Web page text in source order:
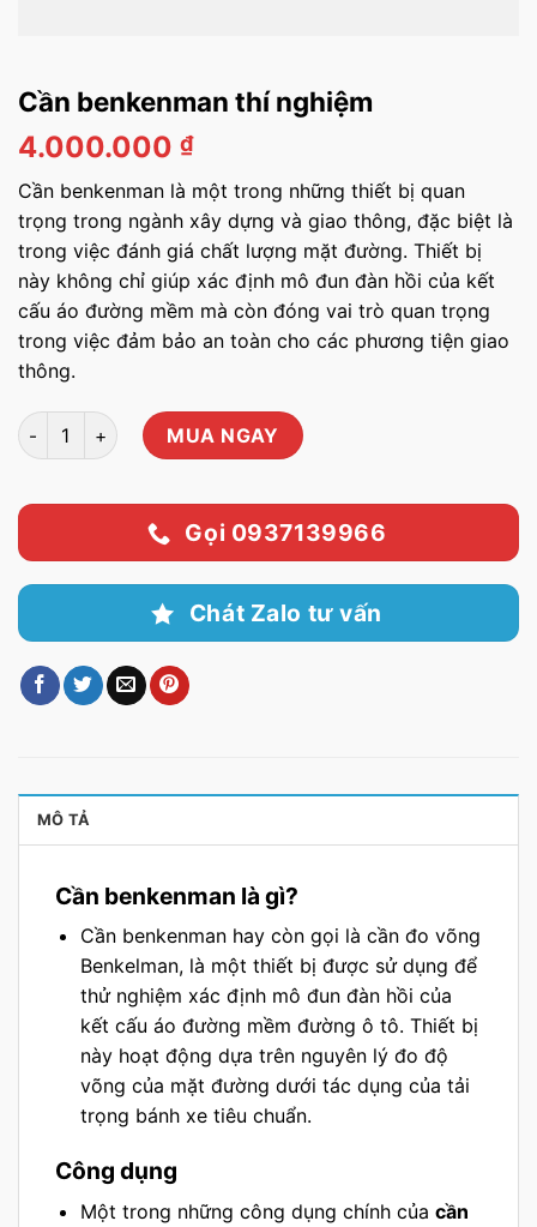
Cần benkenman thí nghiệm
4.000.000 ₫
Cần benkenman là một trong những thiết bị quan
trọng trong ngành xây dựng và giao thông, đặc biệt là
trong việc đánh giá chất lượng mặt đường. Thiết bị
này không chỉ giúp xác định mô đun đàn hồi của kết
cấu áo đường mềm mà còn đóng vai trò quan trọng
trong việc đảm bảo an toàn cho các phương tiện giao
thông.
Cần benkenman thí nghiệm số lượng
MUA NGAY
Gọi 0937139966
Chát Zalo tư vấn
MÔ TẢ
Cần benkenman là gì?
Cần benkenman hay còn gọi là cần đo võng
Benkelman, là một thiết bị được sử dụng để
thử nghiệm xác định mô đun đàn hồi của
kết cấu áo đường mềm đường ô tô. Thiết bị
này hoạt động dựa trên nguyên lý đo độ
võng của mặt đường dưới tác dụng của tải
trọng bánh xe tiêu chuẩn.
Công dụng
Một trong những công dụng chính của cần